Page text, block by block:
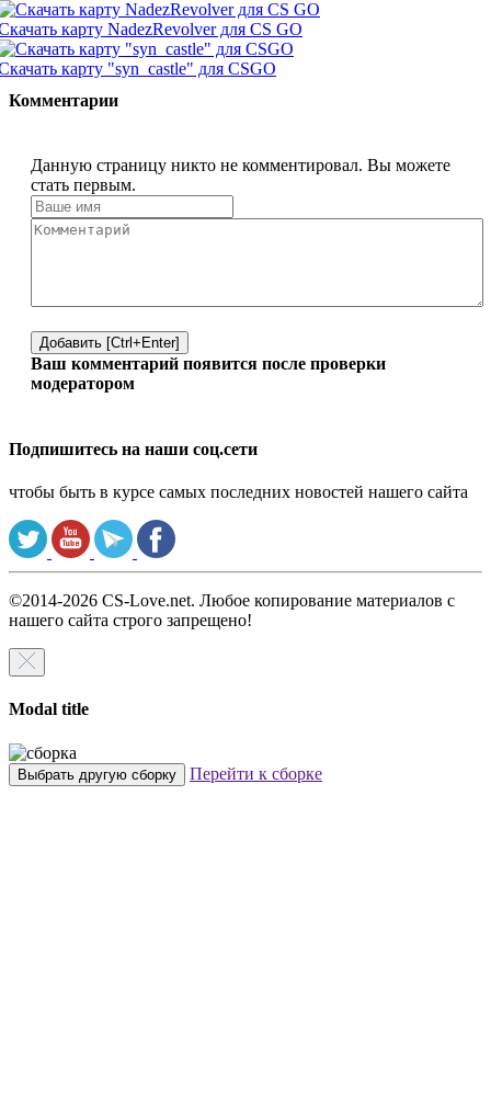
карту NadezRevolver для CS GO
карту "syn_castle" для CSGO
Комментарии
Данную страницу никто не комментировал. Вы можете
стать первым.
Добавить [Ctrl+Enter]
Ваш комментарий появится после проверки
модератором
Подпишитесь на наши соц.сети
чтобы быть в курсе самых последних новостей нашего сайта
©2014-2026 CS-Love.net. Любое копирование материалов с
нашего сайта строго запрещено!
Modal title
Выбрать другую сборку Перейти к сборке